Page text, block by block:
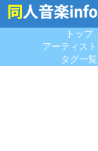
トップ
アーティス
タグ一覧